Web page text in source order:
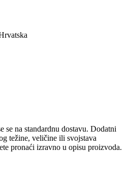
se na standardnu ​​dostavu. Dodatni
težine, veličine ili svojstava
pronaći izravno u opisu proizvoda.